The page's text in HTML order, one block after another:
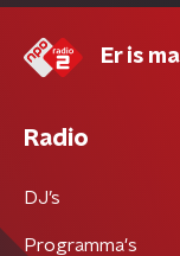
Er is
Radio
DJ’s
Programma's